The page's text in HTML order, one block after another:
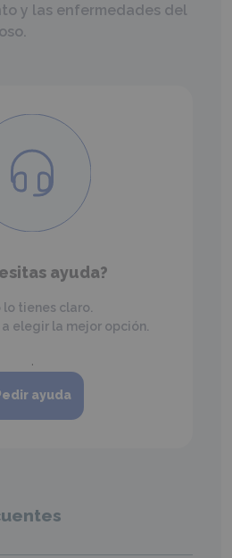
y las enfermedades del
ayuda?
lo tienes claro.
elegir la mejor opción.
.
ayuda